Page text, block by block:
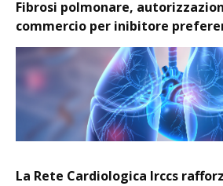
Fibrosi polmonare,
commercio per inibitore
La Rete Cardiologica Irccs